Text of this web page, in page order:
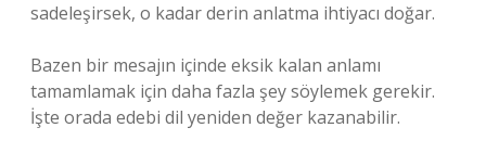
sadeleşirsek, o kadar derin anlatma ihtiyacı doğar.
Bazen bir mesajın içinde eksik kalan anlamı
tamamlamak için daha fazla şey söylemek gerekir.
İşte orada edebi dil yeniden değer kazanabilir.